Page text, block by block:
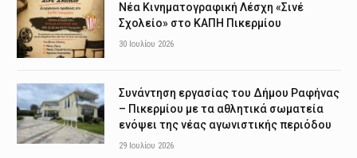
Νέα Κινηματογραφική Λέσχη «Σινέ
Σχολείο» στο ΚΑΠΗ Πικερμίου
30 Ιουλίου 2026
Συνάντηση εργασίας του Δήμου Ραφήνας
– Πικερμίου με τα αθλητικά σωματεία
ενόψει της νέας αγωνιστικής περιόδου
29 Ιουλίου 2026